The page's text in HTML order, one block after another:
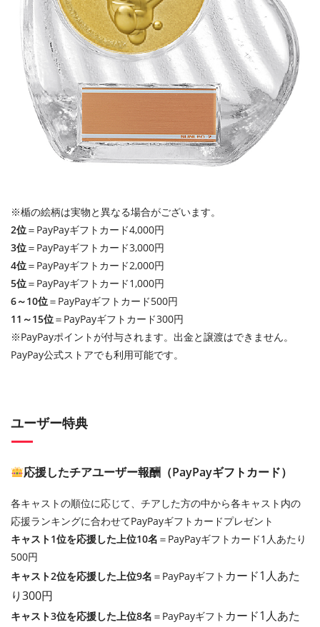
※楯の絵柄は実物と異なる場合がございます。
2位＝PayPayギフトカード4,000円
3位＝PayPayギフトカード3,000円
4位＝PayPayギフトカード2,000円
5位＝PayPayギフトカード1,000円
6～10位＝PayPayギフトカード500円
11～15位＝PayPayギフトカード300円
※PayPayポイントが付与されます。出金と譲渡はできません。
PayPay公式ストアでも利用可能です。
ユーザー特典
応援したチアユーザー報酬（PayPayギフトカード）
各キャストの順位に応じて、チアした方の中から各キャスト内の
応援ランキングに合わせてPayPayギフトカードプレゼント
キャスト1位を応援した上位10名 ＝PayPayギフトカード1人あたり
500円
キャスト2位を応援した上位9名 ＝PayPayギフト カード1人あた
り300円
キャスト3位を応援した上位8名 ＝PayPayギフト カード1人あた